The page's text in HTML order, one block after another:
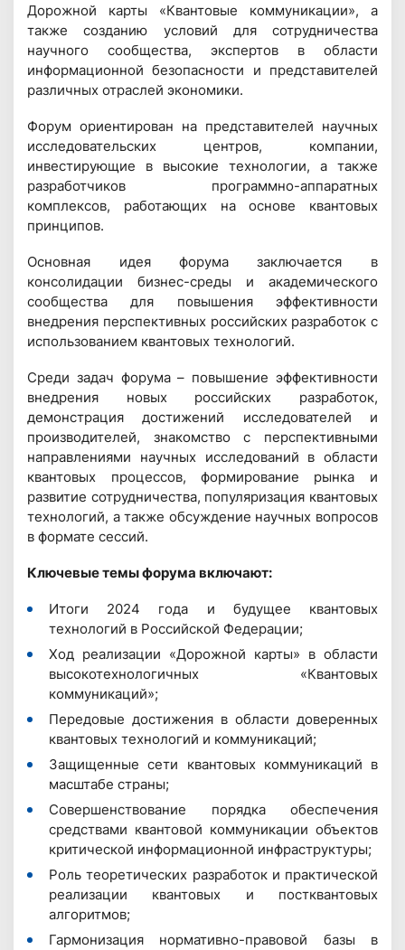
Дорожной карты «Квантовые коммуникации», а
также созданию условий для сотрудничества
научного сообщества, экспертов в области
информационной безопасности и представителей
различных отраслей экономики.
Форум ориентирован на представителей научных
исследовательских центров, компании,
инвестирующие в высокие технологии, а также
разработчиков программно-аппаратных
комплексов, работающих на основе квантовых
принципов.
Основная идея форума заключается в
консолидации бизнес-среды и академического
сообщества для повышения эффективности
внедрения перспективных российских разработок с
использованием квантовых технологий.
Среди задач форума – повышение эффективности
внедрения новых российских разработок,
демонстрация достижений исследователей и
производителей, знакомство с перспективными
направлениями научных исследований в области
квантовых процессов, формирование рынка и
развитие сотрудничества, популяризация квантовых
технологий, а также обсуждение научных вопросов
в формате сессий.
Ключевые темы форума включают:
Итоги 2024 года и будущее квантовых
технологий в Российской Федерации;
Ход реализации «Дорожной карты» в области
высокотехнологичных «Квантовых
коммуникаций»;
Передовые достижения в области доверенных
квантовых технологий и коммуникаций;
Защищенные сети квантовых коммуникаций в
масштабе страны;
Совершенствование порядка обеспечения
средствами квантовой коммуникации объектов
критической информационной инфраструктуры;
Роль теоретических разработок и практической
реализации квантовых и постквантовых
алгоритмов;
Гармонизация нормативно-правовой базы в